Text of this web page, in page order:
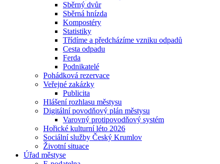
Sběrný dvůr
Sběrná hnízda
Kompostéry
Statistiky
Třídíme a předcházíme vzniku odpadů
Cesta odpadu
Ferda
Podnikatelé
Pohádková rezervace
Veřejné zakázky
Publicita
Hlášení rozhlasu městysu
Digitální povodňový plán městysu
Varovný protipovodňový systém
Hořické kulturní léto 2026
Sociální služby Český Krumlov
Životní situace
Úřad městyse